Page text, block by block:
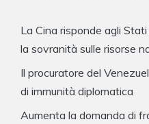
La Cina risponde agli
la sovranità sulle risorse
Il procuratore del
di immunità diplomatica
Aumenta la domanda di